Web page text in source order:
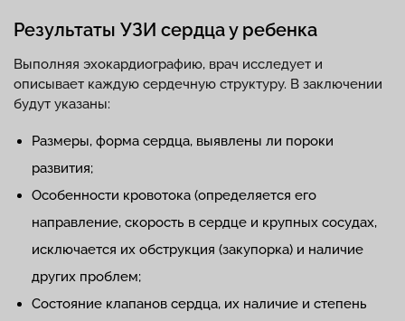
Результаты УЗИ сердца у ребенка
Выполняя эхокардиографию, врач исследует и
описывает каждую сердечную структуру. В заключении
будут указаны:
Размеры, форма сердца, выявлены ли пороки
развития;
Особенности кровотока (определяется его
направление, скорость в сердце и крупных сосудах,
исключается их обструкция (закупорка) и наличие
других проблем;
Состояние клапанов сердца, их наличие и степень